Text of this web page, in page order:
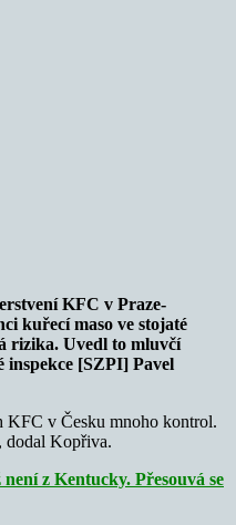
KFC v Praze-
kuřecí maso ve stojaté
rizika. Uvedl to mluvčí
inspekce [SZPI] Pavel
KFC v Česku mnoho kontrol.
dodal Kopřiva.
z Kentucky. Přesouvá se